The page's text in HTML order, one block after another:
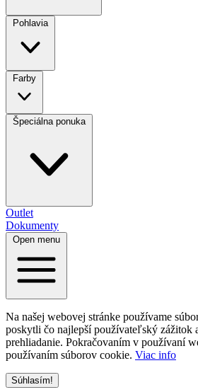
Pohlavia
Farby
Špeciálna ponuka
Outlet
Dokumenty
Open menu
Na našej webovej stránke používame
poskytli čo najlepší používateľský zážitok
prehliadanie. Pokračovaním v používaní
používaním súborov cookie. Viac info
Súhlasím!